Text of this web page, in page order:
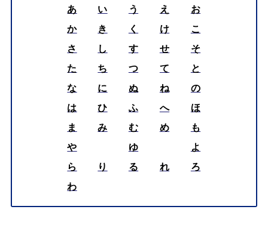
あ い う え
お
か
き く け
こ
さ
し す せ
そ
た
ち つ て
と
な
に ぬ ね
の
は
ひ ふ へ
ほ
ま
み む め
も
や
ゆ
よ
ら
り る れ
ろ
わ